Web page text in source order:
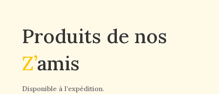
Produits de nos
Z’amis
Disponible à l’expédition.